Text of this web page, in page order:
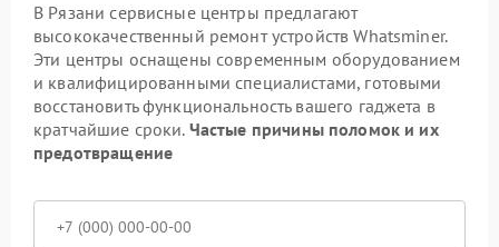
В Рязани сервисные центры предлагают
высококачественный ремонт устройств Whatsminer.
Эти центры оснащены современным оборудованием
и квалифицированными специалистами, готовыми
восстановить функциональность вашего гаджета в
кратчайшие сроки. Частые причины поломок и их
предотвращение